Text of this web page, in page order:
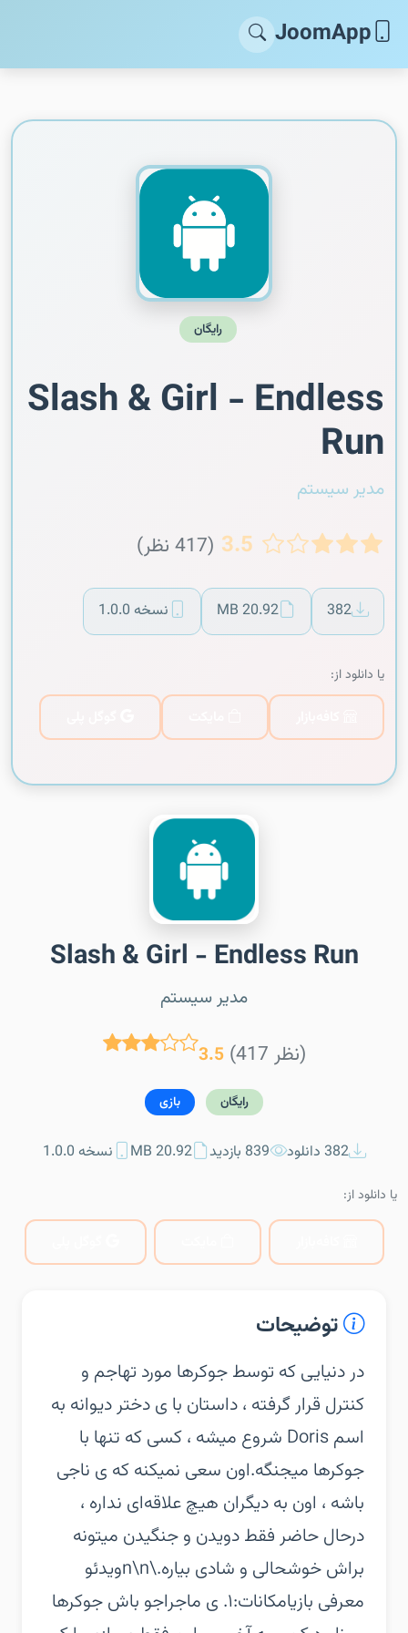
JoomApp
رایگان
Slash & Girl - Endless
Run
مدیر سیستم
3.5 (417 نظر)
382
20.92 MB نسخه 1.0.0
یا دانلود از:
Slash & Girl - Endless Run
مدیر سیستم
3.5 (417 نظر)
رایگان بازی
382 دانلود 839 بازدید 20.92 MB نسخه 1.0.0
یا دانلود از:
توضیحات
‏‏در دنیایی که توسط جوکر‌ها مورد تهاجم و
کنترل قرار گرفته ، داستان با ی دختر دیوانه به
اسم Doris شروع میشه ، کسی که تنها با
جوکر‌ها میجنگه.‏اون سعی نمیکنه که ی ناجی
باشه ، اون به دیگران هیچ علاقه‌ای نداره ،
درحال حاضر فقط دویدن و جنگیدن میتونه
براش خوشحالی و شادی بیاره.\n\nویدئو
معرفی بازی‏امکانات:‏۱. ی ماجراجو باش جوکر‌ها